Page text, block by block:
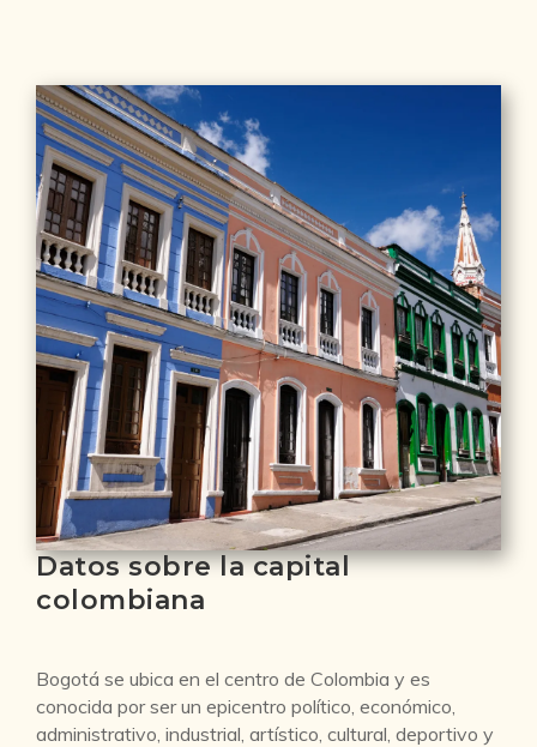
Datos sobre la capital
colombiana
Bogotá se ubica en el centro de Colombia y es
conocida por ser un epicentro político, económico,
administrativo, industrial, artístico, cultural, deportivo y